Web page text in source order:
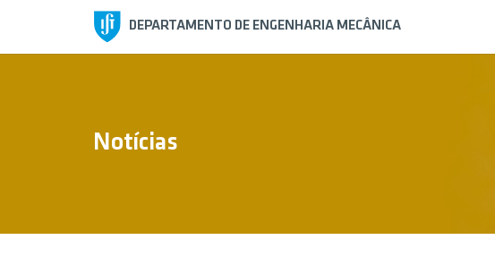
DEPARTAMENTO DE ENGENHARIA MECÂNICA
Notícias